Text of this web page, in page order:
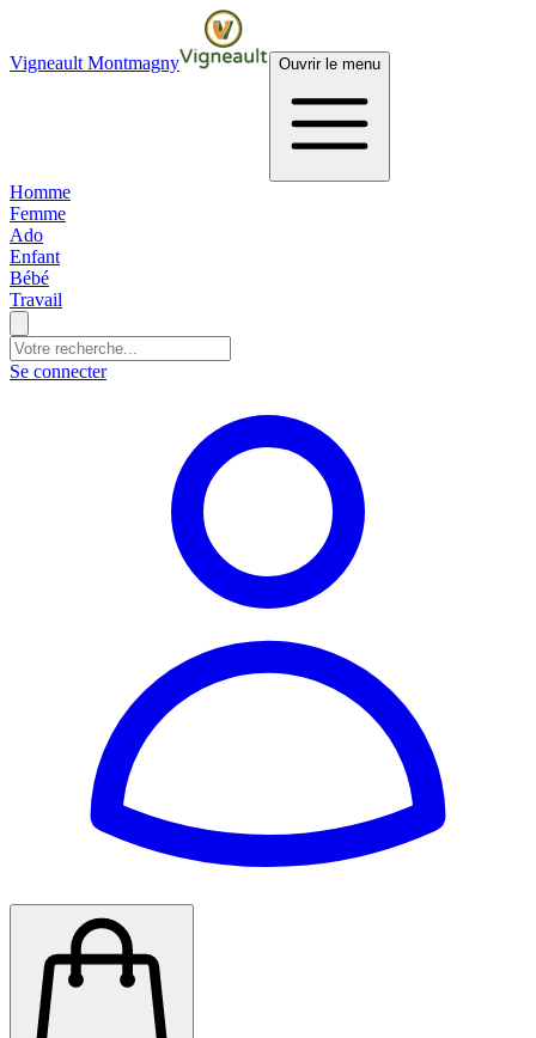
Vigneault Montmagny Ouvrir le menu
Homme
Femme
Ado
Enfant
Bébé
Travail
Se connecter